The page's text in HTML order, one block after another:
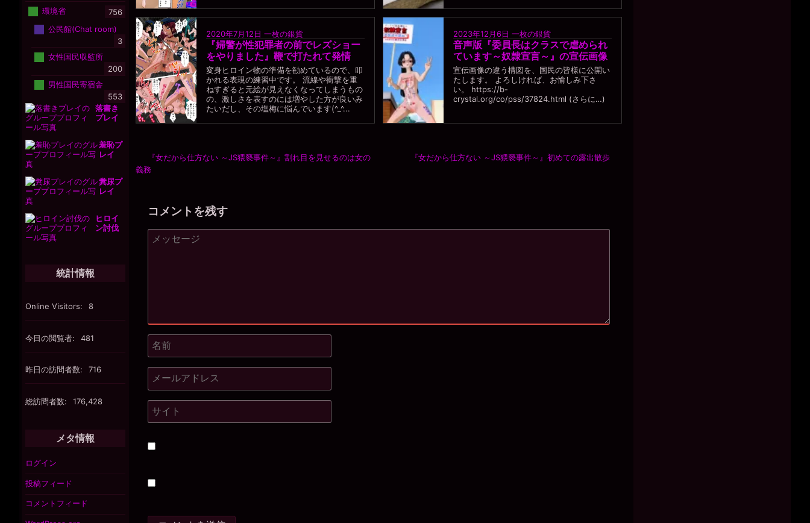
2020年7月12日 一枚の銀貨
『婦警が性犯罪者の前でレズショー
をやりました』鞭で打たれて発情
変身ヒロイン物の準備を勧めているので、叩
かれる表現の練習中です。 流線や衝撃を重
ねすぎると元絵が見えなくなってしまうもの
の、激しさを表すのには増やした方が良いみ
たいだし、その塩梅に悩んでいます(^_^...
2023年12月6日 一枚の銀貨
音声版『委員長はクラスで虐められ
ています～奴隷宣言～』の宣伝画像
宣伝画像の違う構図を、国民の皆様に公開い
たします。 よろしければ、お愉しみ下さ
い。 https://b-
crystal.org/co/pss/37824.html (さらに…)
『女だから仕方ない ～JS猥褻事件～』割れ目を見せるのは女の
義務
『女だから仕方ない ～JS猥褻事件～』初めての露出散歩
コメントを残す
環境省
756
公民館(Chat room)
3
女性国民収監所
200
男性国民寄宿舎
553
落書き
プレイ
羞恥プ
レイ
糞尿プ
レイ
ヒロイ
ン討伐
統計情報
Online Visitors: 8
今日の閲覧者: 481
昨日の訪問者数: 716
総訪問者数: 176,428
メタ情報
ログイン
投稿フィード
コメントフィード